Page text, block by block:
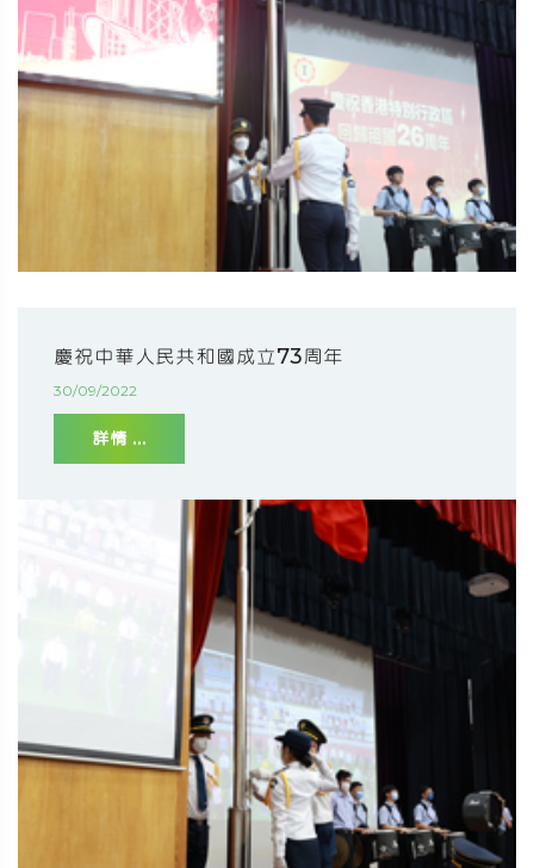
慶祝中華人民共和國成立73周年
30/09/2022
詳情 ...